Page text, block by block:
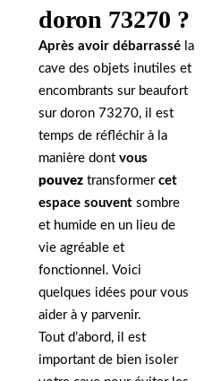
doron 73270 ?
Après avoir débarrassé la
cave des objets inutiles et
encombrants sur beaufort
sur doron 73270, il est
temps de réfléchir à la
manière dont vous
pouvez transformer cet
espace souvent sombre
et humide en un lieu de
vie agréable et
fonctionnel. Voici
quelques idées pour vous
aider à y parvenir.
Tout d’abord, il est
important de bien isoler